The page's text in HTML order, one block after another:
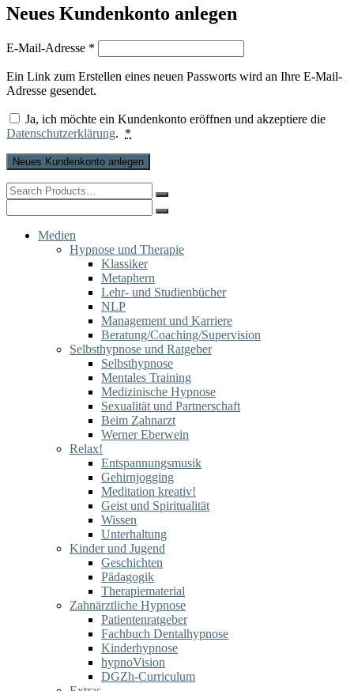
Neues Kundenkonto anlegen
E-Mail-Adresse *
Ein Link zum Erstellen eines neuen Passworts wird an Ihre E-Mail-
Adresse gesendet.
Ja, ich möchte ein Kundenkonto eröffnen und akzeptiere die
Datenschutzerklärung. *
Neues Kundenkonto anlegen
Search
for:
for:
Medien
Hypnose und Therapie
Klassiker
Metaphern
Lehr- und Studienbücher
NLP
Management und Karriere
Beratung/Coaching/Supervision
Selbsthypnose und Ratgeber
Selbsthypnose
Mentales Training
Medizinische Hypnose
Sexualität und Partnerschaft
Beim Zahnarzt
Werner Eberwein
Relax!
Entspannungsmusik
Gehirnjogging
Meditation kreativ!
Geist und Spiritualität
Wissen
Unterhaltung
Kinder und Jugend
Geschichten
Pädagogik
Therapiematerial
Zahnärztliche Hypnose
Patientenratgeber
Fachbuch Dentalhypnose
Kinderhypnose
hypnoVision
DGZh-Curriculum